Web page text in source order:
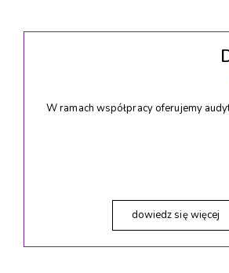
W ramach współpracy oferujemy
dowiedz się więcej